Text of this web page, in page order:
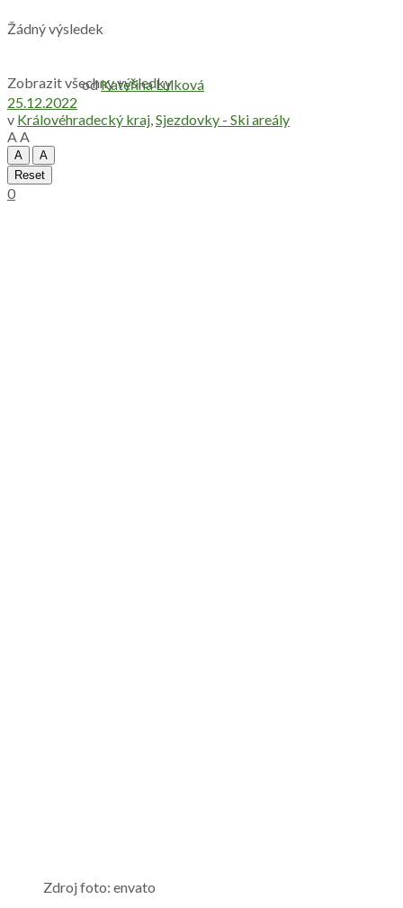
Žádný výsledek
Zobrazit všechny výsledky
odKateřina Lulková
25.12.2022
v Královéhradecký kraj,Sjezdovky - Ski areály
AA
A
A
Reset
0
Zdroj foto: envato